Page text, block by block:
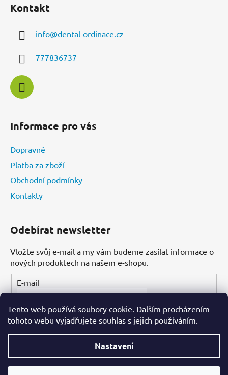
Tento web používá soubory cookie. Dalším procházením
tohoto webu vyjadřujete souhlas s jejich používáním.
Nastavení
Kontakt
info@dental-ordinace.cz
777836737
Informace pro vás
Dopravné
Platba za zboží
Obchodní podmínky
Kontakty
Odebírat newsletter
Vložte svůj e-mail a my vám budeme zasílat informace o
nových produktech na našem e-shopu.
E-mail
PŘIHLÁSIT SE
Vytvořil Shoptet